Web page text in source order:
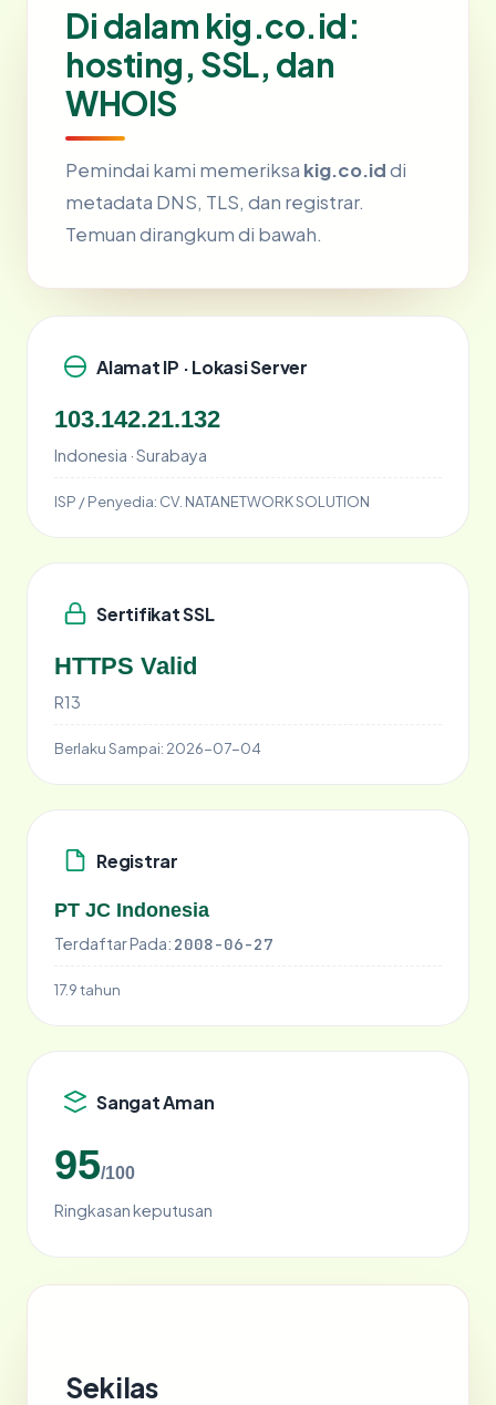
Di dalam kig.co.id:
hosting, SSL, dan
WHOIS
Pemindai kami memeriksa kig.co.iddi
metadata DNS, TLS, dan registrar.
Temuan dirangkum di bawah.
Alamat IP · Lokasi Server
103.142.21.132
Indonesia · Surabaya
ISP / Penyedia: CV. NATANETWORK SOLUTION
Sertifikat SSL
HTTPS Valid
R13
Berlaku Sampai: 2026-07-04
Registrar
PT JC Indonesia
Terdaftar Pada: 2008-06-27
17.9 tahun
Sangat Aman
95/100
Ringkasan keputusan
Sekilas